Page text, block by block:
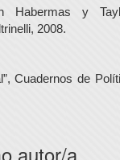
Habermas y
2008.
Cuadernos de
autor/a